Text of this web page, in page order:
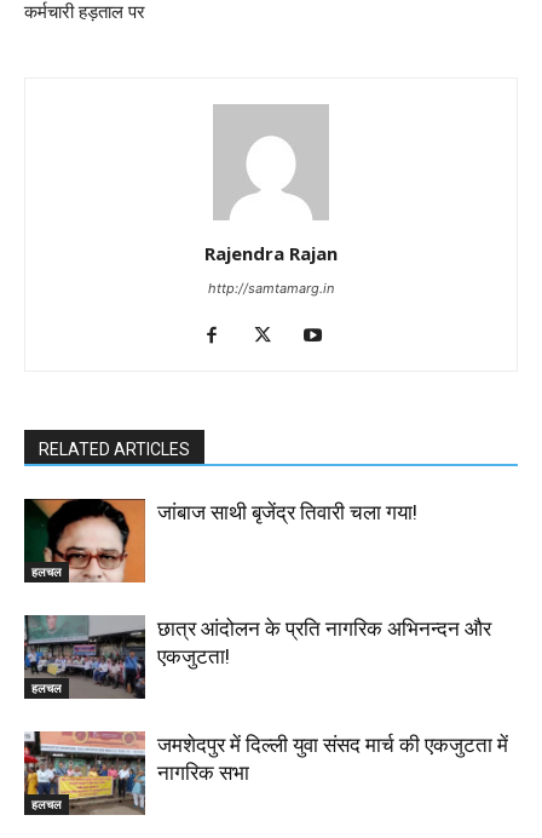
कर्मचारी हड़ताल पर
Rajendra Rajan
http://samtamarg.in
RELATED ARTICLES
हलचल
जांबाज साथी बृजेंद्र तिवारी चला गया!
हलचल
छात्र आंदोलन के प्रति नागरिक अभिनन्दन और
एकजुटता!
हलचल
जमशेदपुर में दिल्ली युवा संसद मार्च की एकजुटता में
नागरिक सभा